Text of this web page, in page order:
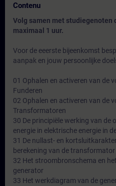
Contenu
Volg samen met studiegenoten
maximaal 1 uur.
Voor de eeerste bijeenkomst
aanpak en jouw persoonlijke
01 Ophalen en activeren van de
Funderen
02 Ophalen en activeren van de
Transformatoren
30 De principiële werking van de
energie in elektrische energie in
31 De nullast- en
berekening van de
32 Het stroombronschema en
generator
33 Het werkdiagram van de